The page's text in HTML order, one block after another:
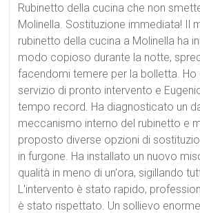
Rubinetto della cucina che non
Molinella. Sostituzione immediata! Il
rubinetto della cucina a Molinella ha
modo copioso durante la notte,
facendomi temere per la bolletta. Ho
servizio di pronto intervento e
tempo record. Ha diagnosticato un
meccanismo interno del rubinetto e
proposto diverse opzioni di
in furgone. Ha installato un nuovo
qualità in meno di un'ora, sigillando
L'intervento è stato rapido,
è stato rispettato. Un sollievo